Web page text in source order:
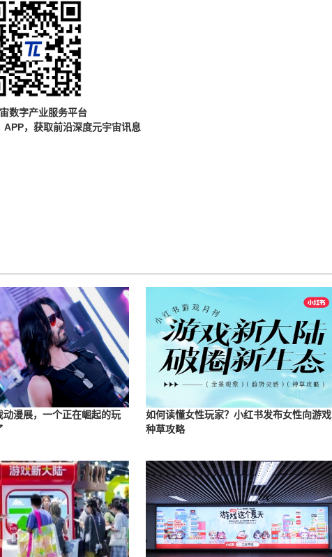
数字产业服务平台
APP，获取前沿深度元宇宙讯息
动漫展，一个正在崛起的玩
如何读懂女性玩家？小红书发布女性向游戏
种草攻略